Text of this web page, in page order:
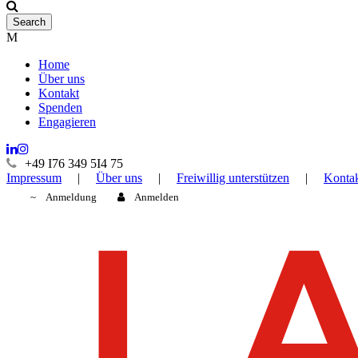
Home
Über uns
Kontakt
Spenden
Engagieren
+49 I76 349 5I4 75
Impressum
| Über uns | Freiwillig unterstützen |
Anmeldung Anmelden